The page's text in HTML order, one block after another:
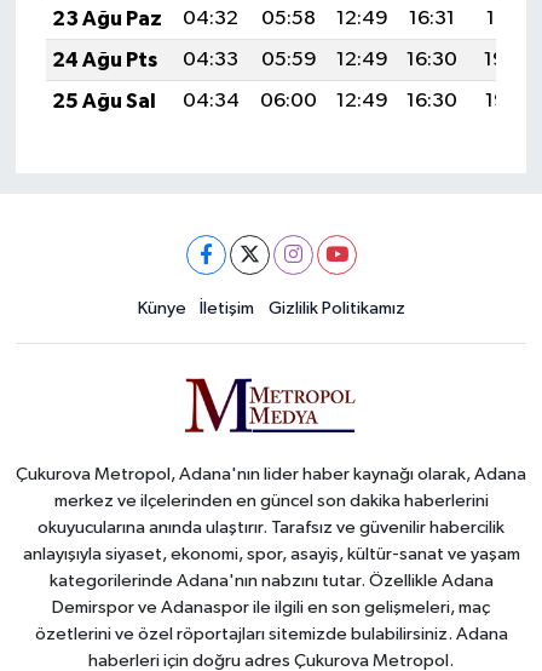
23 Ağu Paz
04:32 05:58 12:49 16:31
19:31
24 Ağu Pts
04:33 05:59 12:49 16:30
19:29
25 Ağu Sal
04:34 06:00 12:49 16:30 19:28
Künye İletişim Gizlilik Politikamız
Çukurova Metropol, Adana'nın lider haber kaynağı olarak, Adana
merkez ve ilçelerinden en güncel son dakika haberlerini
okuyucularına anında ulaştırır. Tarafsız ve güvenilir habercilik
anlayışıyla siyaset, ekonomi, spor, asayiş, kültür-sanat ve yaşam
kategorilerinde Adana'nın nabzını tutar. Özellikle Adana
Demirspor ve Adanaspor ile ilgili en son gelişmeleri, maç
özetlerini ve özel röportajları sitemizde bulabilirsiniz. Adana
haberleri için doğru adres Çukurova Metropol.